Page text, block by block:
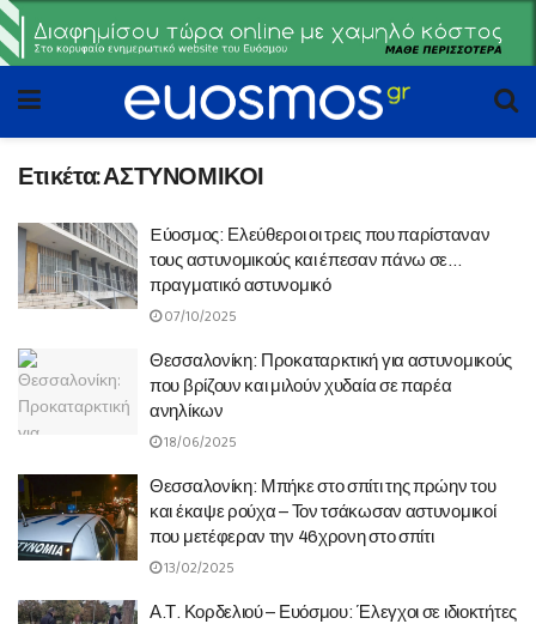
Ετικέτα:ΑΣΤΥΝΟΜΙΚΟΙ
Eύοσμος: Ελεύθεροι οι τρεις που παρίσταναν
τους αστυνομικούς και έπεσαν πάνω σε…
πραγματικό αστυνομικό
07/10/2025
Θεσσαλονίκη: Προκαταρκτική για αστυνομικούς
που βρίζουν και μιλούν χυδαία σε παρέα
ανηλίκων
18/06/2025
Θεσσαλονίκη: Μπήκε στο σπίτι της πρώην του
και έκαψε ρούχα – Τον τσάκωσαν αστυνομικοί
που μετέφεραν την 46χρονη στο σπίτι
13/02/2025
Α.Τ. Κορδελιού – Ευόσμου: Έλεγχοι σε ιδιοκτήτες